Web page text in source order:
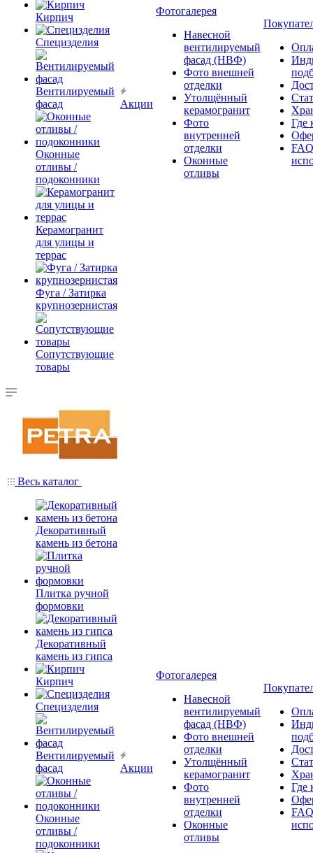
Кирпич
Специзделия
Вентилируемый
фасад
Оконные
отливы /
подоконники
Керамогранит
для улицы и
террас
Фуга / Затирка
крупнозернистая
Сопутствующие
товары
Акции
Фотогалерея
Навесной
вентилируемый
фасад (НВФ)
Фото внешней
отделки
Утолщённый
керамогранит
Фото
внутренней
отделки
Оконные
отливы
Где
Весь каталог
Декоративный
камень из бетона
Плитка ручной
формовки
Декоративный
камень из гипса
Кирпич
Специзделия
Вентилируемый
фасад
Оконные
отливы /
подоконники
Акции
Фотогалерея
Навесной
вентилируемый
фасад (НВФ)
Фото внешней
отделки
Утолщённый
керамогранит
Фото
внутренней
отделки
Оконные
отливы
Где